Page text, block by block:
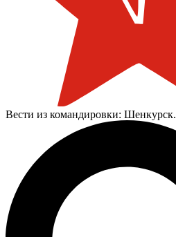
Вести из командировки: Шенкурск.